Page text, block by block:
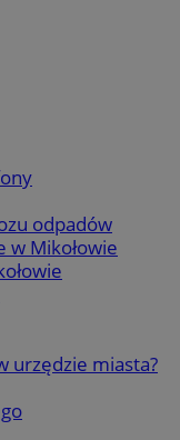
odpadów
w Mikołowie
urzędzie miasta?